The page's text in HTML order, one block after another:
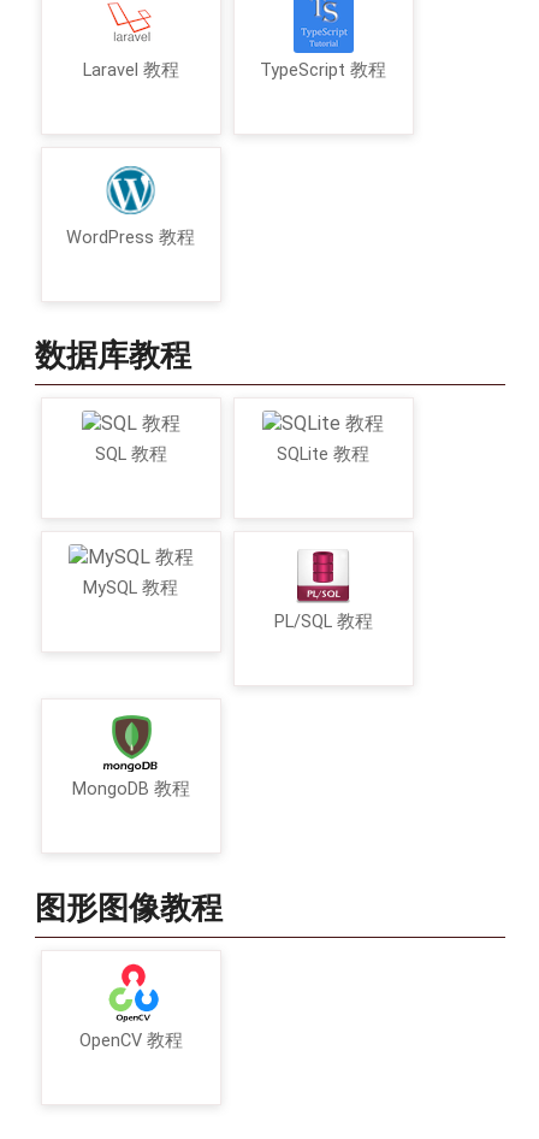
Laravel 教程 TypeScript 教程
WordPress 教程
数据库教程
SQL 教程 SQLite 教程
MySQL 教程
PL/SQL 教程
MongoDB 教程
图形图像教程
OpenCV 教程